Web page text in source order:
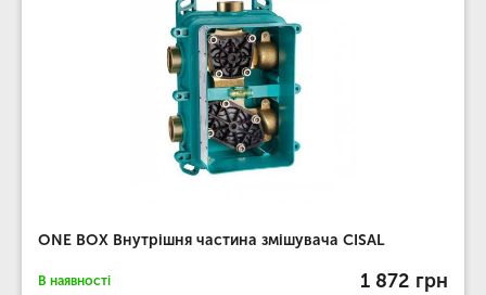
ONE BOX Внутрішня частина змішувача CISAL
В наявності 1 872 грн